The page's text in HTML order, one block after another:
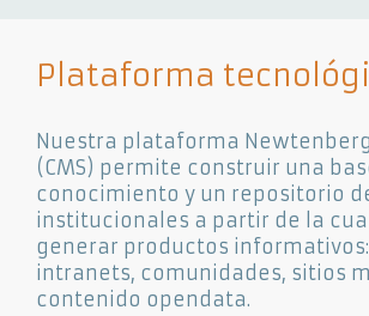
Plataforma
Nuestra plataforma
(CMS) permite construir una
conocimiento y un repositorio
institucionales a partir de la
generar productos
intranets, comunidades, sitios
contenido opendata.